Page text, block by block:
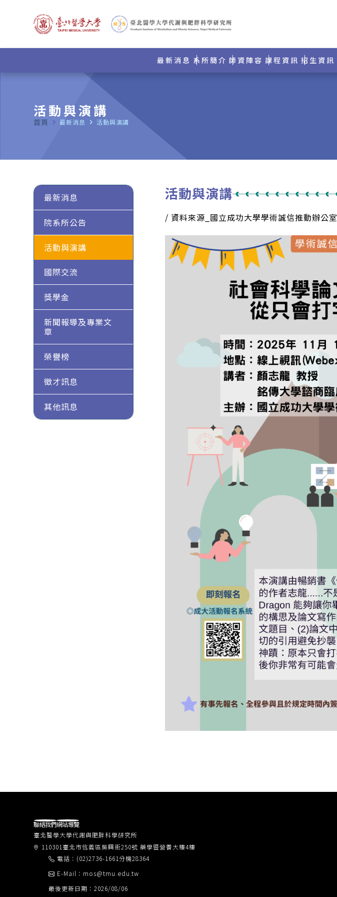
最新消息 系所簡介 師資陣容 課程資訊 招生資訊
活動與演講
首頁 navigate_next 最新消息 navigate_next 活動與演講
最新消息
院系所公告
活動與演講
國際交流
獎學金
新聞報導及專業文
章
榮譽榜
徵才訊息
其他訊息
活動與演講
/ 資料來源_國立成功大學學術誠信推動辦公室
臺北醫學大學代謝與肥胖科學研究所
110301臺北市信義區吳興街250號 藥學暨營養大樓4樓
電話：(02)2736-1661分機28364
E-Mail：mos@tmu.edu.tw
最後更新日期：2026/08/06
聯絡我們網站導覽